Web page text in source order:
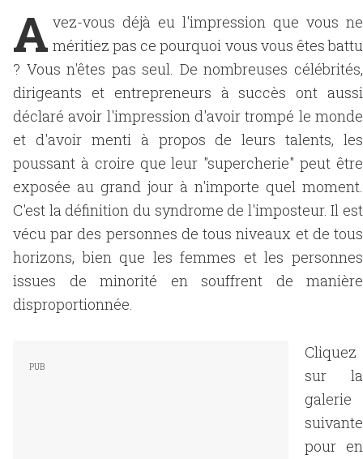
A vez-vous déjà eu l'impression que vous ne
méritiez pas ce pourquoi vous vous êtes battu
? Vous n'êtes pas seul. De nombreuses célébrités,
dirigeants et entrepreneurs à succès ont aussi
déclaré avoir l'impression d'avoir trompé le monde
et d'avoir menti à propos de leurs talents, les
poussant à croire que leur "supercherie" peut être
exposée au grand jour à n'importe quel moment.
C'est la définition du syndrome de l'imposteur. Il est
vécu par des personnes de tous niveaux et de tous
horizons, bien que les femmes et les personnes
issues de minorité en souffrent de manière
disproportionnée.
Cliquez
sur la
galerie
suivante
pour en